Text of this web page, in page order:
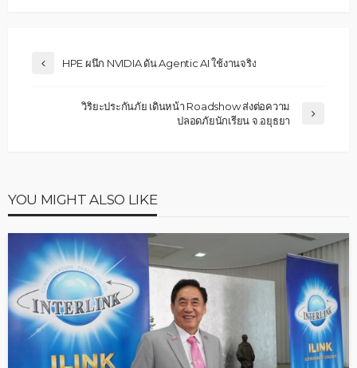
HPE ผนึก NVIDIA ดัน Agentic AI ใช้งานจริง
วิริยะประกันภัย เดินหน้า Roadshow ส่งต่อความ
ปลอดภัยนักเรียน จ.อยุธยา
YOU MIGHT ALSO LIKE